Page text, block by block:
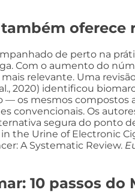
oferece
de perto na
Com o aumento do
relevante. Uma
2020) identificou
— os mesmos compostos
convencionais. Os
segura do ponto
the Urine of Electronic
A Systematic Review.
10 passos do